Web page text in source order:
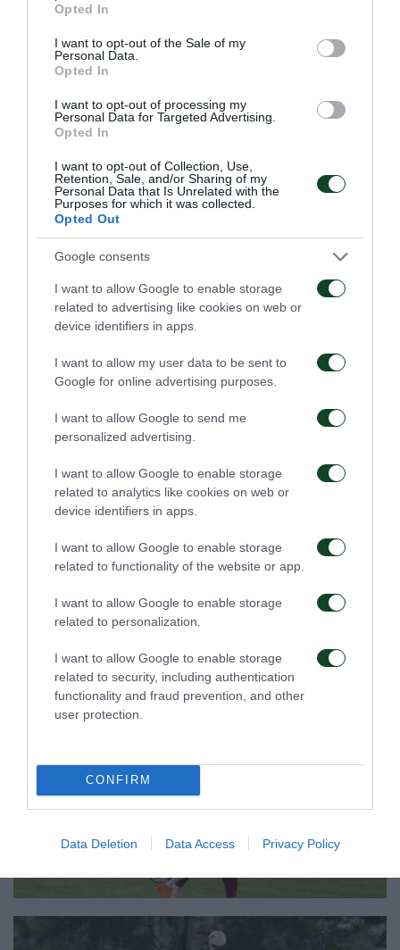
use your data for below specified purposes in below Google
consent section.
Opted In
I want to opt-out of the Sale of my
Personal Data.
Opted In
I want to opt-out of processing my
Personal Data for Targeted Advertising.
Opted In
I want to opt-out of Collection, Use,
Retention, Sale, and/or Sharing of my
Personal Data that Is Unrelated with the
Purposes for which it was collected.
Opted Out
Google consents
I want to allow Google to enable storage
related to advertising like cookies on web or
device identifiers in apps.
I want to allow my user data to be sent to
Google for online advertising purposes.
I want to allow Google to send me
personalized advertising.
I want to allow Google to enable storage
related to analytics like cookies on web or
device identifiers in apps.
I want to allow Google to enable storage
related to functionality of the website or app.
I want to allow Google to enable storage
related to personalization.
I want to allow Google to enable storage
related to security, including authentication
functionality and fraud prevention, and other
user protection.
CONFIRM
Data Deletion Data Access Privacy Policy
Δαλιανόπουλος, Τσαγκαλίδης, Ντοναλντόνι (89’
Καλαϊτζίδης), Εσαλό (74’ Γαλεάδης).
Παναθηναϊκός Β
Κρυπαράκος), Προδρομίτης (46’ Αντωνίου),
Σιδεράς, Μαρτίνης, Καραμπάς (46’ Bουτσάς),
Αθανασακόπουλος, Σαρδέλης, Σερπέζης (46’ Εμπό),
Κυριόπουλος (46’ Μπιλάλ), Ταβάρες.